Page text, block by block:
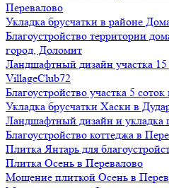
Перевалово
Укладка брусчатки в районе
Благоустройство территории
город, Доломит
Ландшафтный дизайн участка 15
VillageClub72
Благоустройство участка 5
Укладка брусчатки Хаски в
Ландшафтный дизайн и укладка
Благоустройство коттеджа в
Плитка Янтарь для
Плитка Осень в Перевалово
Мощение плиткой Осень в